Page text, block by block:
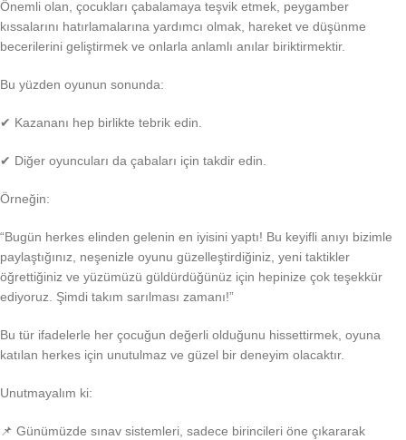
Önemli olan, çocukları çabalamaya teşvik etmek, peygamber
kıssalarını hatırlamalarına yardımcı olmak, hareket ve düşünme
becerilerini geliştirmek ve onlarla anlamlı anılar biriktirmektir.
Bu yüzden oyunun sonunda:
✔ Kazananı hep birlikte tebrik edin.
✔ Diğer oyuncuları da çabaları için takdir edin.
Örneğin:
“Bugün herkes elinden gelenin en iyisini yaptı! Bu keyifli anıyı bizimle
paylaştığınız, neşenizle oyunu güzelleştirdiğiniz, yeni taktikler
öğrettiğiniz ve yüzümüzü güldürdüğünüz için hepinize çok teşekkür
ediyoruz. Şimdi takım sarılması zamanı!”
Bu tür ifadelerle her çocuğun değerli olduğunu hissettirmek, oyuna
katılan herkes için unutulmaz ve güzel bir deneyim olacaktır.
Unutmayalım ki:
📌 Günümüzde sınav sistemleri, sadece birincileri öne çıkararak